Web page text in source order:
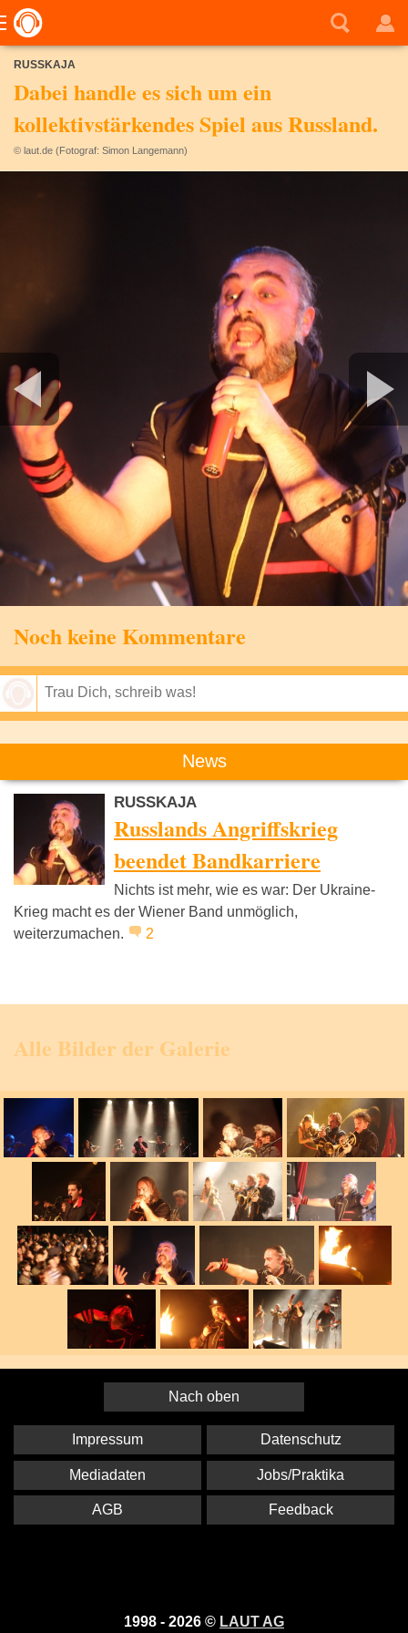
RUSSKAJA
Dabei handle es sich um ein
kollektivstärkendes Spiel aus Russland.
© laut.de (Fotograf: Simon Langemann)
Noch keine Kommentare
News
RUSSKAJA
Russlands Angriffskrieg
beendet Bandkarriere
Nichts ist mehr, wie es war: Der Ukraine-
Krieg macht es der Wiener Band unmöglich,
weiterzumachen.
2
Alle Bilder der Galerie
Nach oben
1998 - 2026 © LAUT AG
Impressum Datenschutz
Mediadaten Jobs/Praktika
AGB Feedback